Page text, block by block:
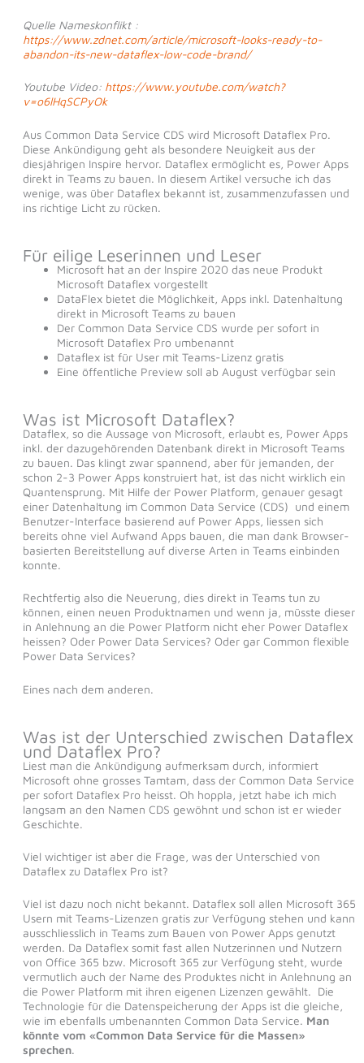
Quelle Nameskonflikt :
https://www.zdnet.com/article/microsoft-looks-ready-to-
abandon-its-new-dataflex-low-code-brand/
Youtube Video: https://www.youtube.com/watch?
v=o6lHqSCPyOk
Aus Common Data Service CDS wird Microsoft Dataflex Pro.
Diese Ankündigung geht als besondere Neuigkeit aus der
diesjährigen Inspire hervor. Dataflex ermöglicht es, Power Apps
direkt in Teams zu bauen. In diesem Artikel versuche ich das
wenige, was über Dataflex bekannt ist, zusammenzufassen und
ins richtige Licht zu rücken.
Für eilige Leserinnen und Leser
Microsoft hat an der Inspire 2020 das neue Produkt
Microsoft Dataflex vorgestellt
DataFlex bietet die Möglichkeit, Apps inkl. Datenhaltung
direkt in Microsoft Teams zu bauen
Der Common Data Service CDS wurde per sofort in
Microsoft Dataflex Pro umbenannt
Dataflex ist für User mit Teams-Lizenz gratis
Eine öffentliche Preview soll ab August verfügbar sein
Was ist Microsoft Dataflex?
Dataflex, so die Aussage von Microsoft, erlaubt es, Power Apps
inkl. der dazugehörenden Datenbank direkt in Microsoft Teams
zu bauen. Das klingt zwar spannend, aber für jemanden, der
schon 2-3 Power Apps konstruiert hat, ist das nicht wirklich ein
Quantensprung. Mit Hilfe der Power Platform, genauer gesagt
einer Datenhaltung im Common Data Service (CDS) und einem
Benutzer-Interface basierend auf Power Apps, liessen sich
bereits ohne viel Aufwand Apps bauen, die man dank Browser-
basierten Bereitstellung auf diverse Arten in Teams einbinden
konnte.
Rechtfertig also die Neuerung, dies direkt in Teams tun zu
können, einen neuen Produktnamen und wenn ja, müsste dieser
in Anlehnung an die Power Platform nicht eher Power Dataflex
heissen? Oder Power Data Services? Oder gar Common flexible
Power Data Services?
Eines nach dem anderen.
Was ist der Unterschied zwischen Dataflex
und Dataflex Pro?
Liest man die Ankündigung aufmerksam durch, informiert
Microsoft ohne grosses Tamtam, dass der Common Data Service
per sofort Dataflex Pro heisst. Oh hoppla, jetzt habe ich mich
langsam an den Namen CDS gewöhnt und schon ist er wieder
Geschichte.
Viel wichtiger ist aber die Frage, was der Unterschied von
Dataflex zu Dataflex Pro ist?
Viel ist dazu noch nicht bekannt. Dataflex soll allen Microsoft 365
Usern mit Teams-Lizenzen gratis zur Verfügung stehen und kann
ausschliesslich in Teams zum Bauen von Power Apps genutzt
werden. Da Dataflex somit fast allen Nutzerinnen und Nutzern
von Office 365 bzw. Microsoft 365 zur Verfügung steht, wurde
vermutlich auch der Name des Produktes nicht in Anlehnung an
die Power Platform mit ihren eigenen Lizenzen gewählt. Die
Technologie für die Datenspeicherung der Apps ist die gleiche,
wie im ebenfalls umbenannten Common Data Service. Man
könnte vom «Common Data Service für die Massen»
sprechen.